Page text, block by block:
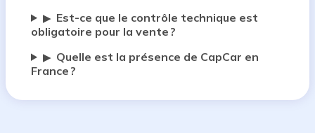
▶ Est-ce que le contrôle technique est
obligatoire pour la vente ?
▶ Quelle est la présence de CapCar en
France ?